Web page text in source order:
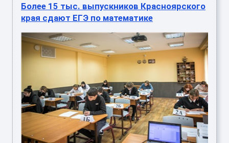
Более 15 тыс. выпускников Красноярского
края сдают ЕГЭ по математике